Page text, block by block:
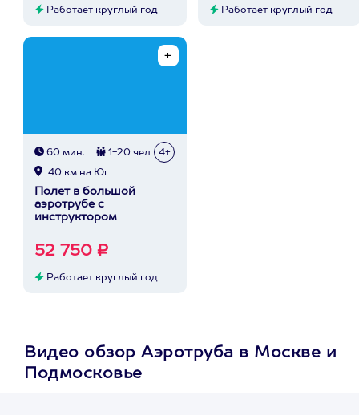
Работает круглый год Работает круглый год
60 мин. 1-20 чел 4+
40 км на Юг
Полет в большой
аэротрубе с
инструктором
52 750 ₽
Работает круглый год
Видео обзор Аэротруба в Москве и
Подмосковье